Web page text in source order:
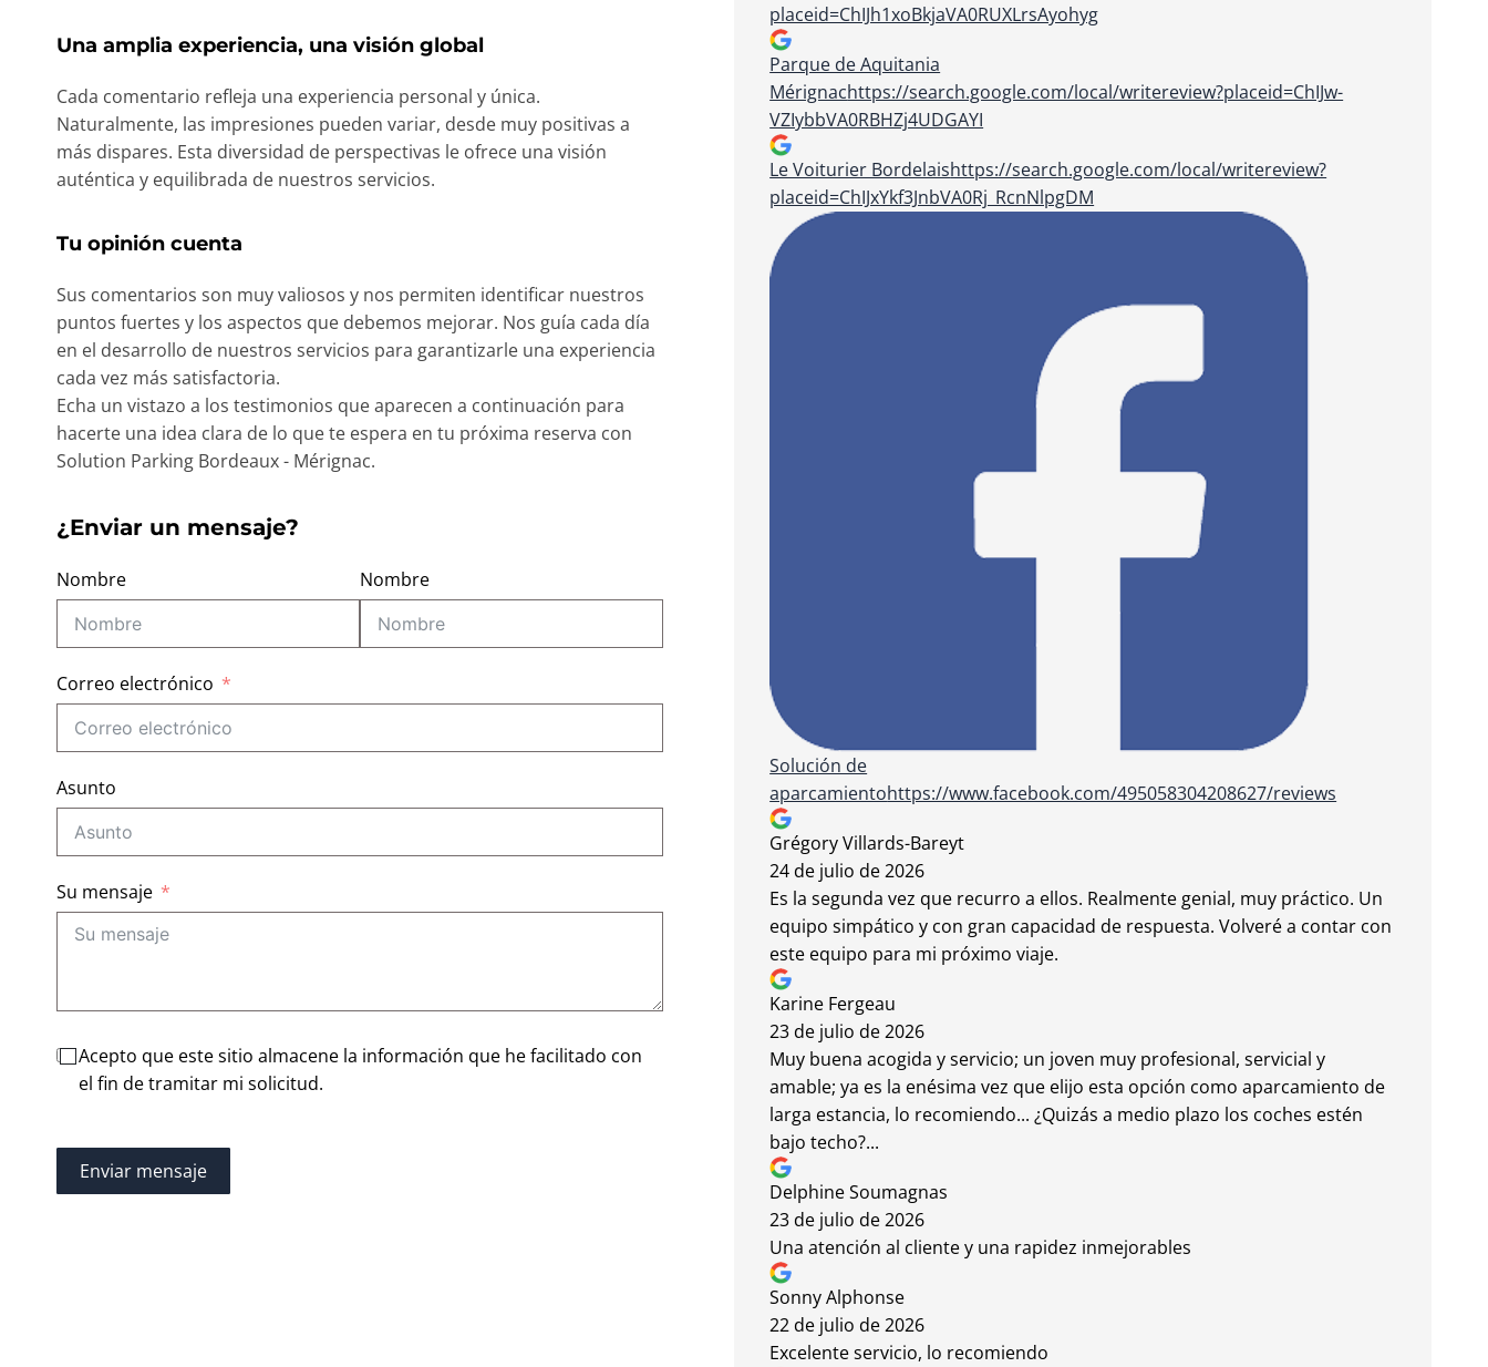
Una amplia experiencia, una visión global
Cada comentario refleja una experiencia personal y única.
Naturalmente, las impresiones pueden variar, desde muy positivas a
más dispares. Esta diversidad de perspectivas le ofrece una visión
auténtica y equilibrada de nuestros servicios.
Tu opinión cuenta
Sus comentarios son muy valiosos y nos permiten identificar nuestros
puntos fuertes y los aspectos que debemos mejorar. Nos guía cada día
en el desarrollo de nuestros servicios para garantizarle una experiencia
cada vez más satisfactoria.
Echa un vistazo a los testimonios que aparecen a continuación para
hacerte una idea clara de lo que te espera en tu próxima reserva con
Solution Parking Bordeaux - Mérignac.
¿Enviar un mensaje?
Nombre Nombre
Correo electrónico
Asunto
Su mensaje
Acepto que este sitio almacene la información que he facilitado con
el fin de tramitar mi solicitud.
Enviar mensaje
placeid=ChIJh1xoBkjaVA0RUXLrsAyohyg
Parque de Aquitania
Mérignachttps://search.google.com/local/writereview?placeid=ChIJw-
VZIybbVA0RBHZj4UDGAYI
Le Voiturier Bordelaishttps://search.google.com/local/writereview?
placeid=ChIJxYkf3JnbVA0Rj_RcnNlpgDM
Solución de
aparcamientohttps://www.facebook.com/495058304208627/reviews
Grégory Villards-Bareyt
24 de julio de 2026
Es la segunda vez que recurro a ellos. Realmente genial, muy práctico. Un
equipo simpático y con gran capacidad de respuesta. Volveré a contar con
este equipo para mi próximo viaje.
Karine Fergeau
23 de julio de 2026
Muy buena acogida y servicio; un joven muy profesional, servicial y
amable; ya es la enésima vez que elijo esta opción como aparcamiento de
larga estancia, lo recomiendo... ¿Quizás a medio plazo los coches estén
bajo techo?...
Delphine Soumagnas
23 de julio de 2026
Una atención al cliente y una rapidez inmejorables
Sonny Alphonse
22 de julio de 2026
Excelente servicio, lo recomiendo